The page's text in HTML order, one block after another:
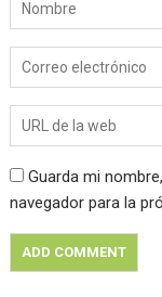
Guarda mi
navegador para la